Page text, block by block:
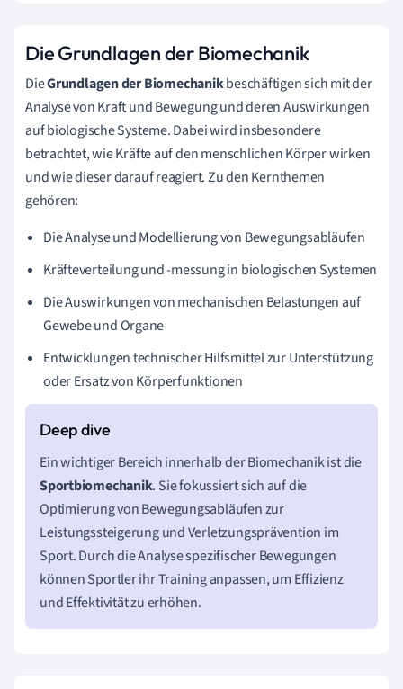
Die Grundlagen der Biomechanik
DieGrundlagen der Biomechanikbeschäftigen sich mit der
Analyse von Kraft und Bewegung und deren Auswirkungen
auf biologische Systeme. Dabei wird insbesondere
betrachtet, wie Kräfte auf den menschlichen Körper wirken
und wie dieser darauf reagiert. Zu den Kernthemen
gehören:
Die Analyse und Modellierung von Bewegungsabläufen
Kräfteverteilung und -messung in biologischen Systemen
Die Auswirkungen von mechanischen Belastungen auf
Gewebe und Organe
Entwicklungen technischer Hilfsmittel zur Unterstützung
oder Ersatz von Körperfunktionen
Ein wichtiger Bereich innerhalb der Biomechanik ist die
Sportbiomechanik. Sie fokussiert sich auf die
Optimierung von Bewegungsabläufen zur
Leistungssteigerung und Verletzungsprävention im
Sport. Durch die Analyse spezifischer Bewegungen
können Sportler ihr Training anpassen, um Effizienz
und Effektivität zu erhöhen.